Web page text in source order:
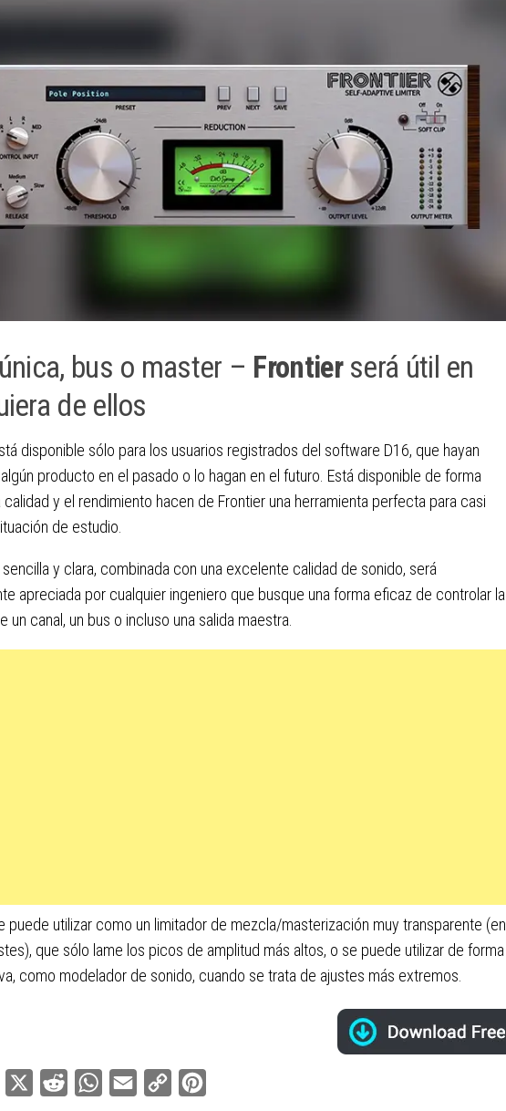
bus o master – Frontier será útil en
de ellos
disponible sólo para los usuarios registrados del software D16, que hayan
producto en el pasado o lo hagan en el futuro. Está disponible de forma
calidad y el rendimiento hacen de Frontier una herramienta perfecta para casi
de estudio.
y clara, combinada con una excelente calidad de sonido, será
apreciada por cualquier ingeniero que busque una forma eficaz de controlar la
un canal, un bus o incluso una salida maestra.
puede utilizar como un limitador de mezcla/masterización muy transparente (en
que sólo lame los picos de amplitud más altos, o se puede utilizar de forma
como modelador de sonido, cuando se trata de ajustes más extremos.
Threads Reddit WhatsApp
Email
Copy